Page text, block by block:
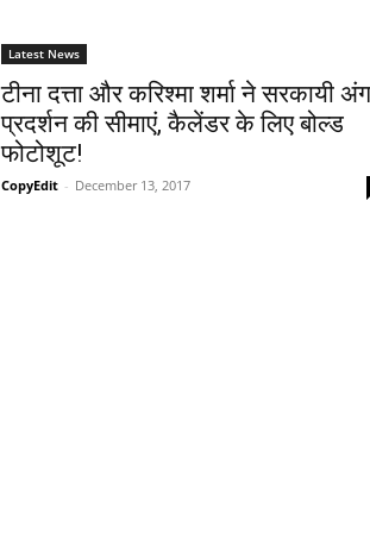
Latest News
टीना दत्ता और करिश्मा शर्मा ने सरकायी अंग
प्रदर्शन की सीमाएं, कैलेंडर के लिए बोल्ड
फोटोशूट!
CopyEdit - December 13, 2017